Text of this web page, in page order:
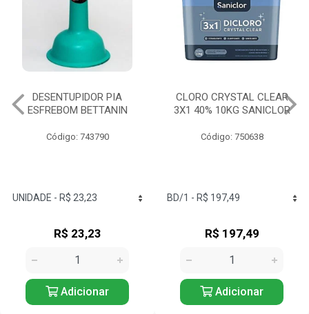
CLORO CRYSTAL CLEAR
3X1 40% 10KG SANICLOR
Código: 750638
R$ 197,49
Adicionar
SODA CÁUSTICA 300G
SATURNO
Código: 749815
R$ 14,60
Adicionar